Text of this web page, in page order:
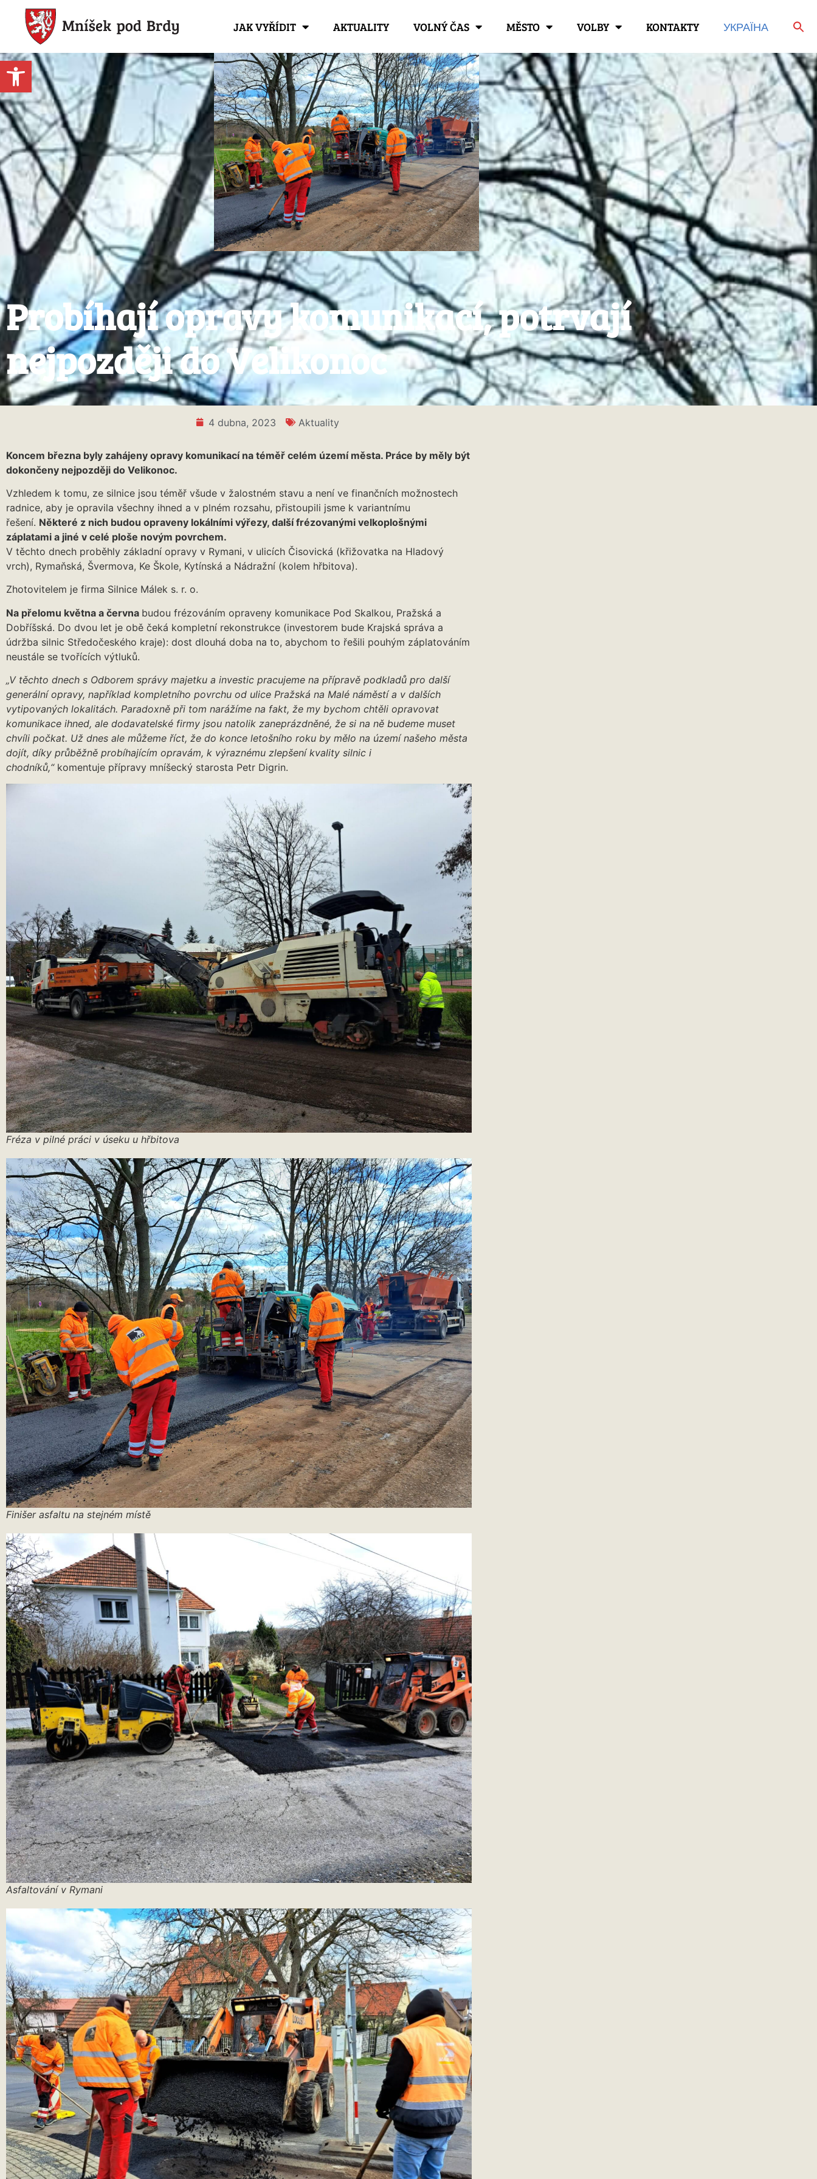
Open toolbar
JAK VYŘÍDIT AKTUALITY VOLNÝ ČAS MĚSTO VOLBY KONTAKTY УКРАЇНА
Probíhají opravy komunikací, potrvají
nejpozději do Velikonoc
4 dubna, 2023 Aktuality
Koncem března byly zahájeny opravy komunikací na téměř celém území města. Práce by měly být
dokončeny nejpozději do Velikonoc.
Vzhledem k tomu, ze silnice jsou téměř všude v žalostném stavu a není ve finančních možnostech
radnice, aby je opravila všechny ihned a v plném rozsahu, přistoupili jsme k variantnímu
řešení. Některé z nich budou opraveny lokálními výřezy, další frézovanými velkoplošnými
záplatami a jiné v celé ploše novým povrchem.
V těchto dnech proběhly základní opravy v Rymani, v ulicích Čisovická (křižovatka na Hladový
vrch), Rymaňská, Švermova, Ke Škole, Kytínská a Nádražní (kolem hřbitova).
Zhotovitelem je firma Silnice Málek s. r. o.
Na přelomu května a června budou frézováním opraveny komunikace Pod Skalkou, Pražská a
Dobříšská. Do dvou let je obě čeká kompletní rekonstrukce (investorem bude Krajská správa a
údržba silnic Středočeského kraje): dost dlouhá doba na to, abychom to řešili pouhým záplatováním
neustále se tvořících výtluků.
„V těchto dnech s Odborem správy majetku a investic pracujeme na přípravě podkladů pro další
generální opravy, například kompletního povrchu od ulice Pražská na Malé náměstí a v dalších
vytipovaných lokalitách. Paradoxně při tom narážíme na fakt, že my bychom chtěli opravovat
komunikace ihned, ale dodavatelské firmy jsou natolik zaneprázdněné, že si na ně budeme muset
chvíli počkat. Už dnes ale můžeme říct, že do konce letošního roku by mělo na území našeho města
dojít, díky průběžně probíhajícím opravám, k výraznému zlepšení kvality silnic i
chodníků,“ komentuje přípravy mníšecký starosta Petr Digrin.
Fréza v pilné práci v úseku u hřbitova
Finišer asfaltu na stejném místě
Asfaltování v Rymani